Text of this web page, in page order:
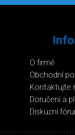
O firmě
Obchodní
Kontaktujte
Doručení a
Diskuzní